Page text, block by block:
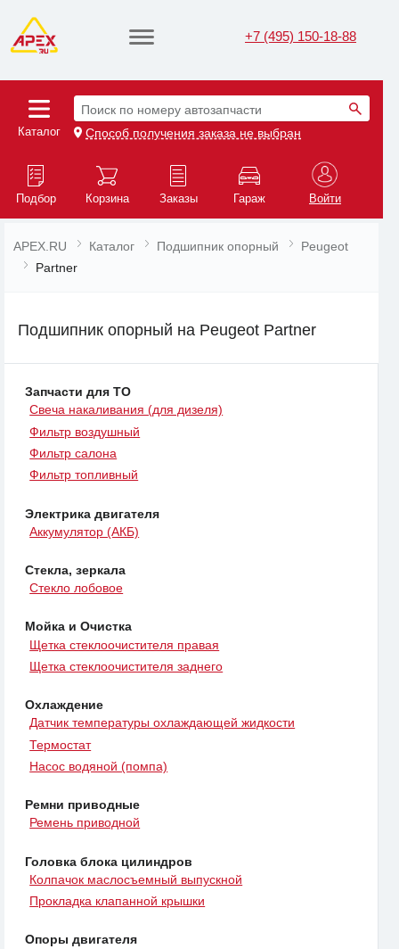
+7 (495) 150-18-88
Каталог
Поиск по номеру автозапчасти
Способ получения заказа не выбран
Подбор Корзина Заказы Гараж Войти
APEX.RU Каталог Подшипник опорный
Peugeot
Partner
Подшипник опорный на Peugeot Partner
Запчасти для ТО
Свеча накаливания (для дизеля)
Фильтр воздушный
Фильтр салона
Фильтр топливный
Электрика двигателя
Аккумулятор (АКБ)
Стекла, зеркала
Стекло лобовое
Мойка и Очистка
Щетка стеклоочистителя правая
Щетка стеклоочистителя заднего
Охлаждение
Датчик температуры охлаждающей жидкости
Термостат
Насос водяной (помпа)
Ремни приводные
Ремень приводной
Головка блока цилиндров
Колпачок маслосъемный выпускной
Прокладка клапанной крышки
Опоры двигателя